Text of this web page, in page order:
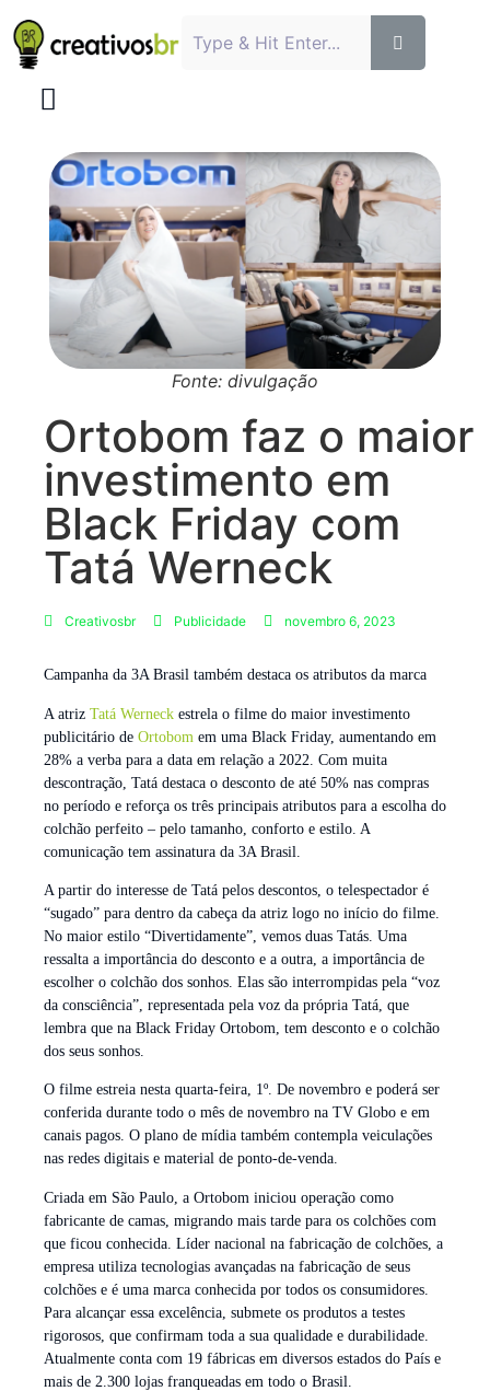
Fonte: divulgação
Ortobom faz o maior
investimento em
Black Friday com
Tatá Werneck
Creativosbr Publicidade novembro 6, 2023
Campanha da 3A Brasil também destaca os atributos da marca
A atriz Tatá Werneck estrela o filme do maior investimento
publicitário de Ortobom em uma Black Friday, aumentando em
28% a verba para a data em relação a 2022. Com muita
descontração, Tatá destaca o desconto de até 50% nas compras
no período e reforça os três principais atributos para a escolha do
colchão perfeito – pelo tamanho, conforto e estilo. A
comunicação tem assinatura da 3A Brasil.
A partir do interesse de Tatá pelos descontos, o telespectador é
“sugado” para dentro da cabeça da atriz logo no início do filme.
No maior estilo “Divertidamente”, vemos duas Tatás. Uma
ressalta a importância do desconto e a outra, a importância de
escolher o colchão dos sonhos. Elas são interrompidas pela “voz
da consciência”, representada pela voz da própria Tatá, que
lembra que na Black Friday Ortobom, tem desconto e o colchão
dos seus sonhos.
O filme estreia nesta quarta-feira, 1º. De novembro e poderá ser
conferida durante todo o mês de novembro na TV Globo e em
canais pagos. O plano de mídia também contempla veiculações
nas redes digitais e material de ponto-de-venda.
Criada em São Paulo, a Ortobom iniciou operação como
fabricante de camas, migrando mais tarde para os colchões com
que ficou conhecida. Líder nacional na fabricação de colchões, a
empresa utiliza tecnologias avançadas na fabricação de seus
colchões e é uma marca conhecida por todos os consumidores.
Para alcançar essa excelência, submete os produtos a testes
rigorosos, que confirmam toda a sua qualidade e durabilidade.
Atualmente conta com 19 fábricas em diversos estados do País e
mais de 2.300 lojas franqueadas em todo o Brasil.